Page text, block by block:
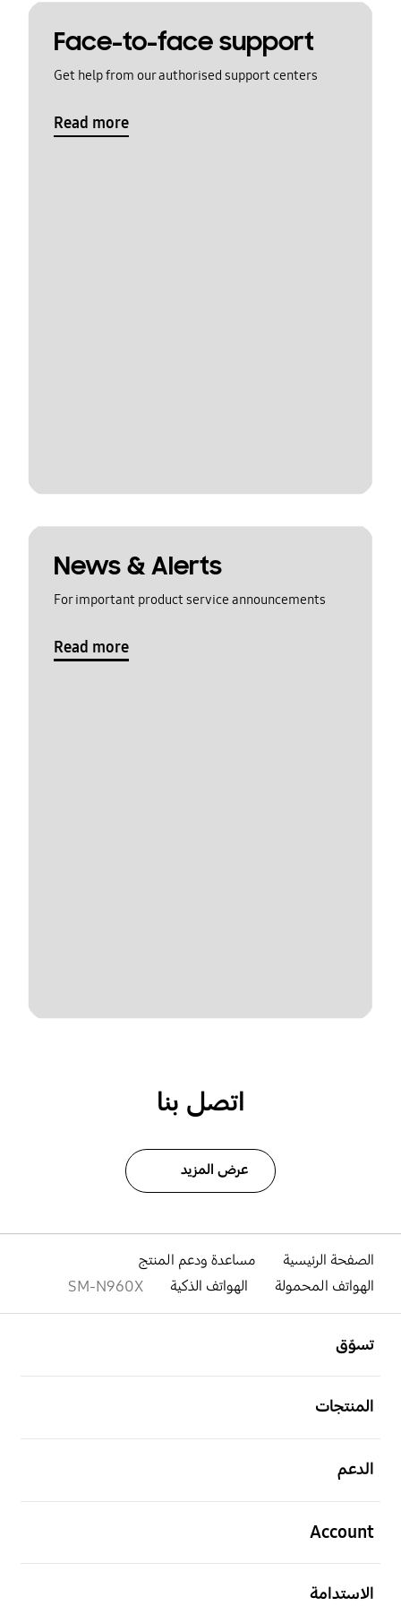
Face-to-face support
Get help from our authorised support centers
Read more
News & Alerts
For important product service announcements
Read more
اتصل بنا
عرض المزيد
الصفحة الرئيسية
مساعدة ودعم المنتج
الهواتف المحمولة
الهواتف الذكية SM-N960X
تسوّق
المنتجات
الدعم
Account
الاستدامة